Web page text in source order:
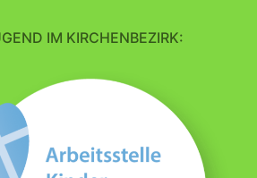
IM KIRCHENBEZIRK: